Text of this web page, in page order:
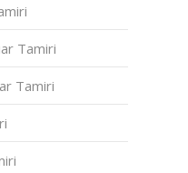
Tamiri
Tamiri